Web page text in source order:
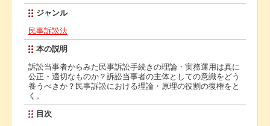
ジャンル
民事訴訟法
本の説明
訴訟当事者からみた民事訴訟手続きの理論・実務運用は真に
公正・適切なものか？訴訟当事者の主体としての意識をどう
養うべきか？民事訴訟における理論・原理の役割の復権をと
く。
目次